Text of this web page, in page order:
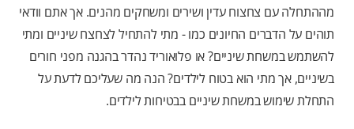
מההתחלה עם צחצוח עדין ושירים ומשחקים מהנים. אך אתם וודאי
תוהים על הדברים החיונים כמו - מתי להתחיל לצחצח שיניים ומתי
להשתמש במשחת שיניים? או פלואוריד נהדר בהגנה מפני חורים
בשיניים, אך מתי הוא בטוח לילדים? הנה מה שעליכם לדעת על
התחלת שימוש במשחת שיניים בבטיחות לילדים.